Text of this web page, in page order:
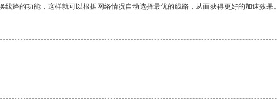
路的功能，这样就可以根据网络情况自动选择最优的线路，从而获得更好的加速效果。